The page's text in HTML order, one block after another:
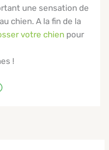
une sensation de
chien. A la fin de la
votre chien pour
!